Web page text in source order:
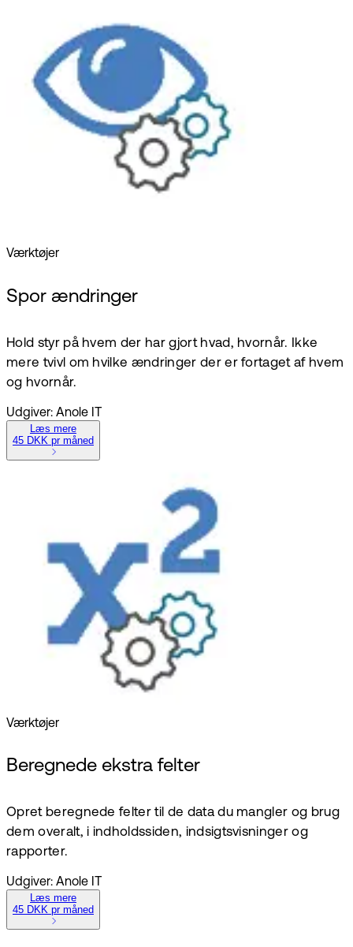
Værktøjer
Spor ændringer
Hold styr på hvem der har gjort hvad, hvornår. Ikke
mere tvivl om hvilke ændringer der er fortaget af hvem
og hvornår.
Udgiver: Anole IT
Læs mere
45 DKK pr måned
Værktøjer
Beregnede ekstra felter
Opret beregnede felter til de data du mangler og brug
dem overalt, i indholdssiden, indsigtsvisninger og
rapporter.
Udgiver: Anole IT
Læs mere
45 DKK pr måned